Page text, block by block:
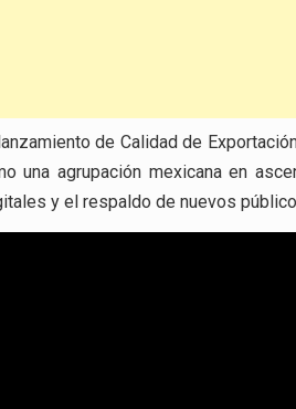
de Calidad de
una agrupación mexicana en
y el respaldo de nuevos